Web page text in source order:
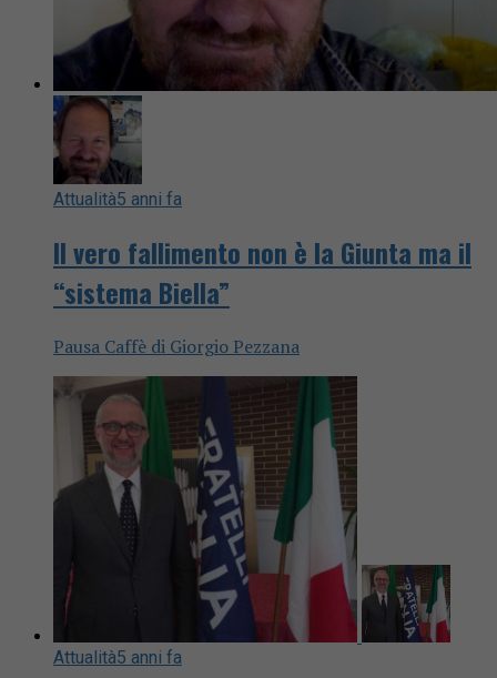
Attualità5 anni fa
Il vero fallimento non è la Giunta ma il
“sistema Biella”
Pausa Caffè di Giorgio Pezzana
Attualità5 anni fa